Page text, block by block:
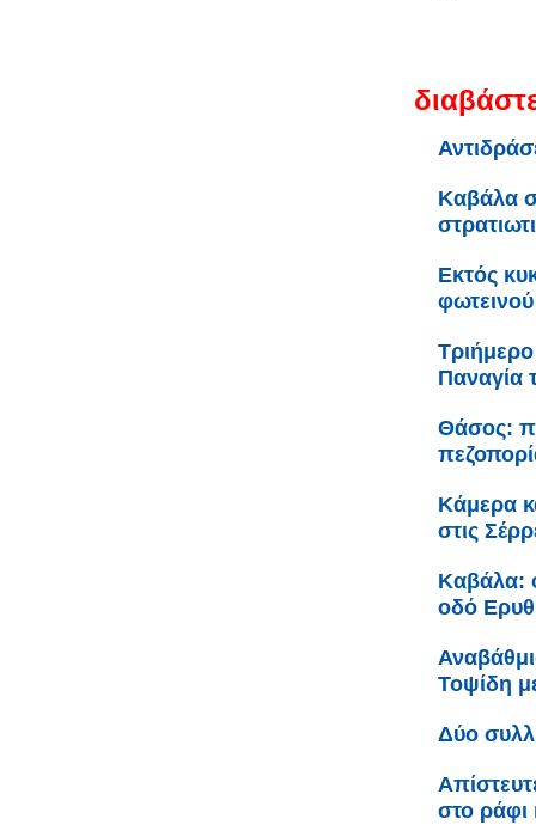
Καβάλα
Εκτός
Παναγία
Θάσος:
Κάμερα
στις
Καβάλα:
οδό
Τοψίδη
Δύο
στο ράφι